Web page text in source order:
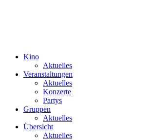
Kino
Aktuelles
Veranstaltungen
Aktuelles
Konzerte
Partys
Gruppen
Aktuelles
Übersicht
Aktuelles